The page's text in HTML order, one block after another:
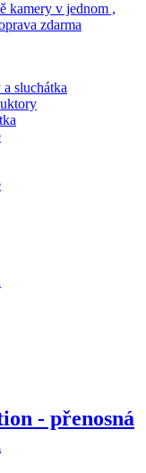
kamery v jednom ,
zdarma
sluchátka
- přenosná